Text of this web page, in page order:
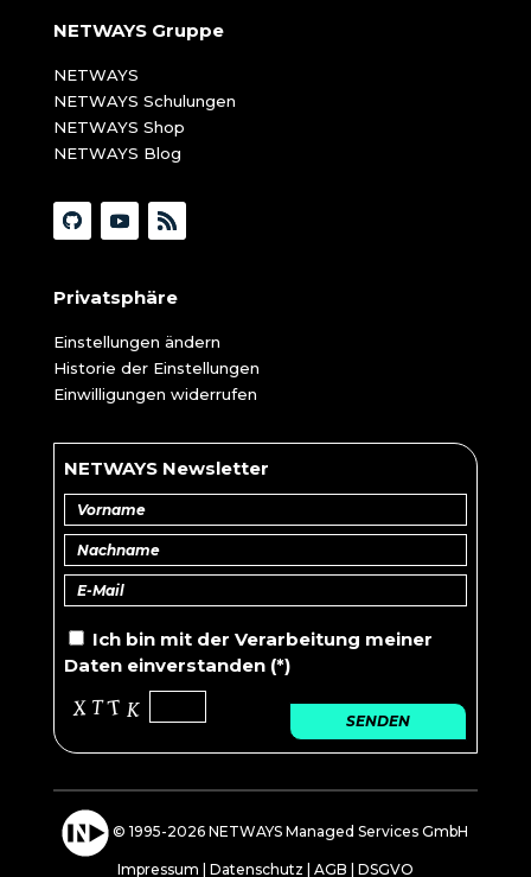
NETWAYS Gruppe
NETWAYS
NETWAYS Schulungen
NETWAYS Shop
NETWAYS Blog
Privatsphäre
Einstellungen ändern
Historie der Einstellungen
Einwilligungen widerrufen
NETWAYS Newsletter
Ich bin mit der Verarbeitung meiner
Daten einverstanden (*)
SENDEN
© 1995-2026 NETWAYS Managed Services GmbH
Impressum Datenschutz AGB DSGVO